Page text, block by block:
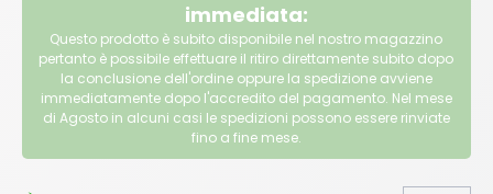
immediata:
Questo prodotto è subito disponibile nel nostro magazzino
pertanto è possibile effettuare il ritiro direttamente subito dopo
la conclusione dell'ordine oppure la spedizione avviene
immediatamente dopo l'accredito del pagamento. Nel mese
di Agosto in alcuni casi le spedizioni possono essere rinviate
fino a fine mese.